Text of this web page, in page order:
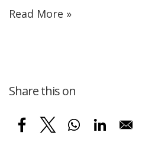
Read More »
Share this on